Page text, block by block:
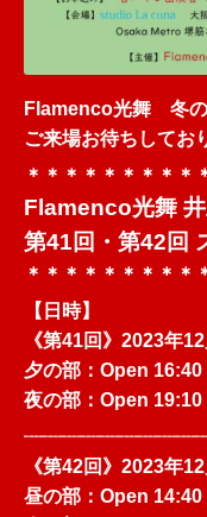
Flamenco光舞 冬
ご来場お待ちしてお
＊＊＊＊＊＊＊＊＊
Flamenco光舞
第41回・第42回
＊＊＊＊＊＊＊＊＊
【日時】
《第41回》 2023年
夕の部：Open
夜の部：Open
《第42回》 2023年
昼の部：Open